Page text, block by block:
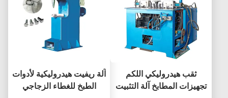
ثقب هيدروليكي اللكم
تجهيزات المطابخ آلة التثبيت
آلة ريفيت هيدروليكية لأدوات
الطبخ للغطاء الزجاجي